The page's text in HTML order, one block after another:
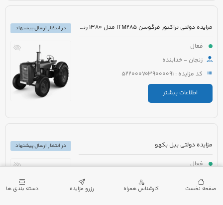
مزایده دولتی تراکتور فرگوسن ITM285 مدل 1380 رنگ قرمز به همراه ادوات کشاورزی
فعال
زنجان - خدابنده
کد مزایده : 5220007039000091
اطلاعات بیشتر
در انتظار ارسال پیشنهاد
مزایده دولتی بیل بکهو
فعال
چهارمحال و بختیاری - خانمیرزا
کد مزایده : 5021005480000001
در انتظار ارسال پیشنهاد
صفحه نخست کارشناس همراه رزرو مزایده دسته بندی ها